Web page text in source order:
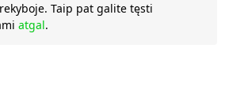
Taip pat galite tęsti
atgal.